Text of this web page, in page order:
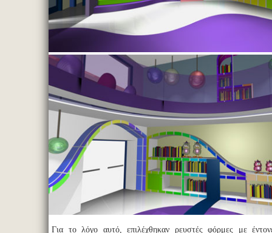
Για το λόγο αυτό, επιλέχθηκαν ρευστές φόρμες με